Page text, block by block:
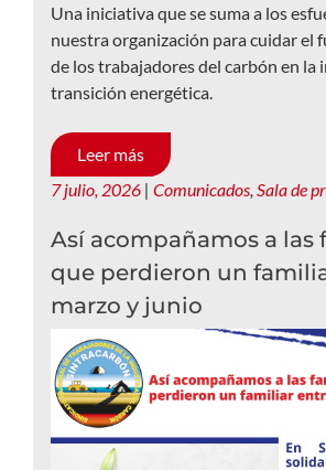
Una iniciativa que se suma a los
nuestra organización para cuidar el
de los trabajadores del carbón en la
transición energética.
Leer más
7 julio, 2026 | Comunicados, Sala de
Así acompañamos a las
que perdieron un
marzo y junio